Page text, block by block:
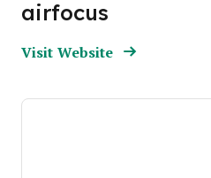
airfocus
Visit WebsiteOpens New